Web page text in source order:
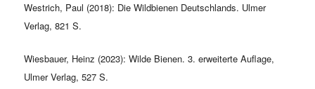
Westrich, Paul (2018): Die Wildbienen Deutschlands. Ulmer
Verlag, 821 S.
Wiesbauer, Heinz (2023): Wilde Bienen. 3. erweiterte Auflage,
Ulmer Verlag, 527 S.